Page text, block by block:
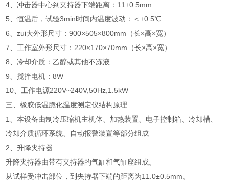
4、冲击器中心到夹持器下端距离：11±0.5mm
5、恒温后，试验3min时间内温度波动：＜±0.5℃
6、zui大外形尺寸：900×505×800mm（长×高×宽）
7、工作室外形尺寸：220×170×70mm（长×高×宽）
8、冷却介质：乙醇或其他不冻液
9、搅拌电机：8W
10、工作电源220V~240V,50Hz,1.5kW
三、橡胶低温脆化温度测定仪结构原理
1、本设备由制冷压缩机主机体、加热装置、电子控制箱、冷却槽、
冷却介质循环系统、自动报警装置等部分组成
2、升降夹持器
升降夹持器由带有夹持器的气缸和气缸座组成。
从试样受冲击部位，到夹持器下端的距离为11.0±0.5mm。